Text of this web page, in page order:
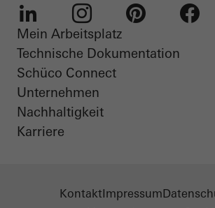
LinkedIn Instagram
Mein Arbeitsplatz
Technische Dokumentation
Schüco Connect
Unternehmen
Nachhaltigkeit
Karriere
KontaktImpressum